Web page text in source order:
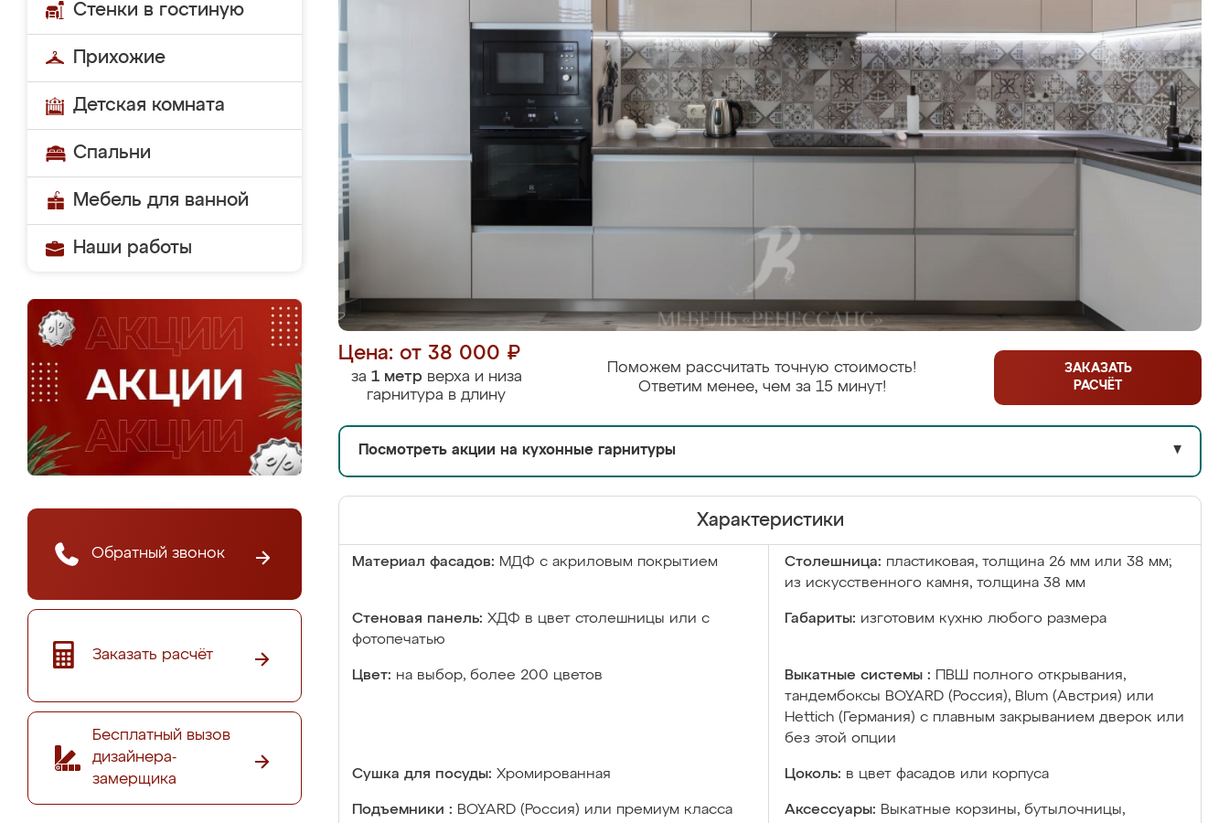
Стенки в гостиную
Прихожие
Детская комната
Спальни
Мебель для ванной
Наши работы
Обратный звонок
Заказать расчёт
Бесплатный вызов
дизайнера-
замерщика
Цена: от 38 000 ₽
за 1 метрверха и низа
гарнитура в длину
Поможем рассчитать точную стоимость!
Ответим менее, чем за 15 минут!
ЗАКАЗАТЬ
РАСЧЁТ
Посмотреть акции на кухонные гарнитуры ▼
Характеристики
Материал фасадов: МДФ с акриловым покрытием Столешница: пластиковая, толщина 26 мм или 38 мм;
из искусственного камня, толщина 38 мм
Стеновая панель: ХДФ в цвет столешницы или с
фотопечатью
Габариты: изготовим кухню любого размера
Цвет: на выбор, более 200 цветов Выкатные системы :
ПВШ полного открывания,
тандембоксы BOYARD (Россия), Blum (Австрия) или
Hettich (Германия) с плавным закрыванием дверок или
без этой опции
Сушка для посуды: Хромированная Цоколь: в цвет фасадов или корпуса
Подъемники : BOYARD (Россия) или премиум класса
Аксессуары: Выкатные корзины, бутылочницы,